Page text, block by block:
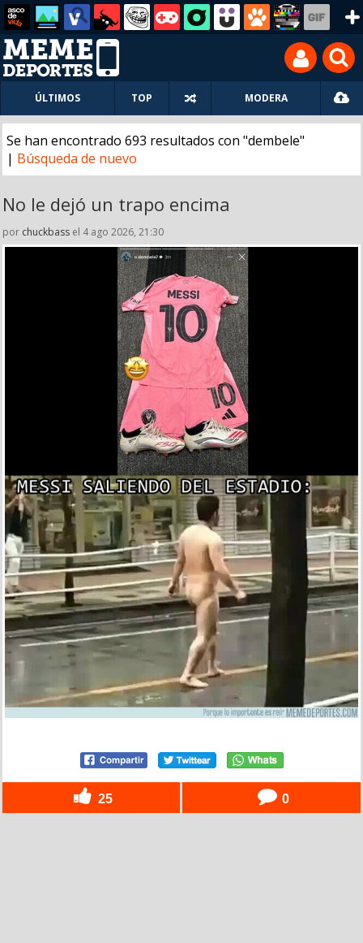
ÚLTIMOS TOP MODERA
Se han encontrado 693 resultados con "dembele"
| Búsqueda de nuevo
No le dejó un trapo encima
por chuckbass el 4 ago 2026, 21:30
25 0